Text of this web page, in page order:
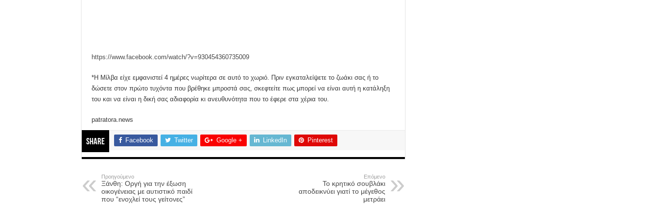
https://www.facebook.com/watch/?v=930454360735009
*Η Μίλβα είχε εμφανιστεί 4 ημέρες νωρίτερα σε αυτό το χωριό. Πριν εγκαταλείψετε το ζωάκι σας ή το
δώσετε στον πρώτο τυχόντα που βρέθηκε μπροστά σας, σκεφτείτε πως μπορεί να είναι αυτή η κατάληξη
του και να είναι η δική σας αδιαφορία κι ανευθυνότητα που το έφερε στα χέρια του.
patratora.news
Share Facebook Twitter Google + LinkedIn Pinterest
Προηγούμενο
Ξάνθη: Οργή για την έξωση
οικογένειας με αυτιστικό παιδί
που “ενοχλεί τους γείτονες”
Επόμενο
Το κρητικό σουβλάκι
αποδεικνύει γιατί το μέγεθος
μετράει